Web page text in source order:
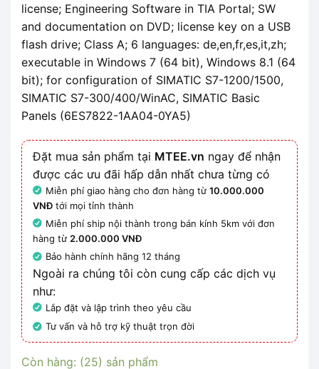
license; Engineering Software in TIA Portal; SW
and documentation on DVD; license key on a USB
flash drive; Class A; 6 languages: de,en,fr,es,it,zh;
executable in Windows 7 (64 bit), Windows 8.1 (64
bit); for configuration of SIMATIC S7-1200/1500,
SIMATIC S7-300/400/WinAC, SIMATIC Basic
Panels (6ES7822-1AA04-0YA5)
Đặt mua sản phẩm tại MTEE.vn ngay để nhận
được các ưu đãi hấp dẫn nhất chưa từng có
Miễn phí giao hàng cho đơn hàng từ10.000.000
VNĐ tới mọi tỉnh thành
Miễn phí ship nội thành trong bán kính 5km với đơn
hàng từ2.000.000 VNĐ
Bảo hành chính hãng 12 tháng
Ngoài ra chúng tôi còn cung cấp các dịch vụ
như:
Lắp đặt và lập trình theo yêu cầu
Tư vấn và hỗ trợ kỹ thuật trọn đời
Còn hàng: (25) sản phẩm